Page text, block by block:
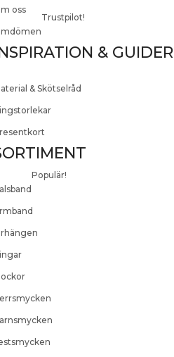
oss
Trustpilot!
& GUIDER
& Skötselråd
Populär!